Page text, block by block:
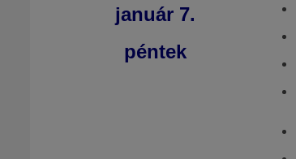
január 7.
péntek